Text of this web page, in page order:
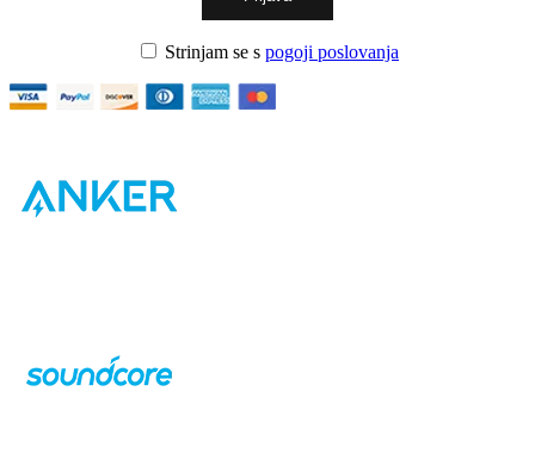
Strinjam se s pogoji poslovanja